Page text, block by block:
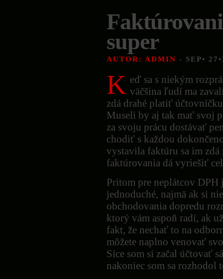
super
AUTOR: ADMIN - SEP•
K eď sa s niekým
väčšina ľudí ma
zdá drahé platiť
Museli by aj tak mať svoj
za svoju prácu dostávať
chodiť s každou
vystavila faktúru sa im zdá
faktúrovania dá vyriešiť
Pritom pre neplátcov
jednoduché, najmä ak si
obchodovania dopredu
ktorý vám aspoň radí, ak
fakt, že nechať to na
môžete naplno venovať
Síce som si začal účtovať
nakoniec som sa rozhodol